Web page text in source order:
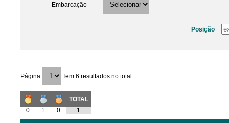
Embarcação
Posição
Página Tem 6 resultados no total
TOTAL
0
1 0 1